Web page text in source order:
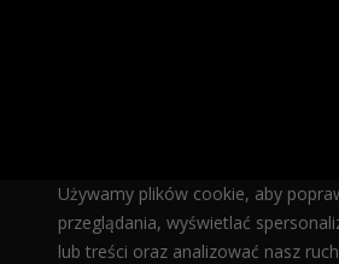
Używamy plików cookie, aby
przeglądania, wyświetlać
lub treści oraz analizować nasz
PRZYDATNE